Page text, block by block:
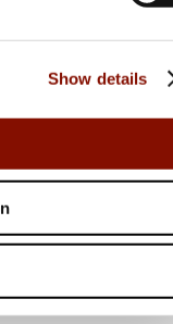
Show details